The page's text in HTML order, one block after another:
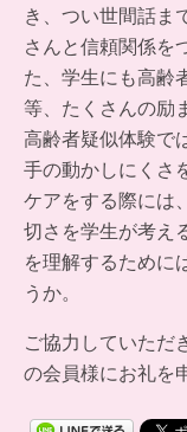
き、つい世間話ま
さんと信頼関係を
た、学生にも高齢
等、たくさんの励
高齢者疑似体験で
手の動かしにくさ
ケアをする際には
切さを学生が考え
を理解するために
うか。
ご協力していただ
の会員様にお礼を